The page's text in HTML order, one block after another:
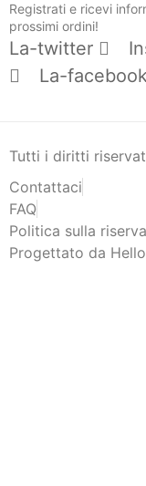
Registrati e ricevi
prossimi ordini!
La-twitter
La-
Tutti i diritti
Contattaci
FAQ
Politica sulla
Progettato da